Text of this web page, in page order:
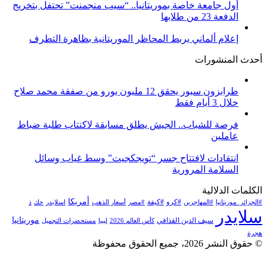
أول جامعة خاصة بموريتانيا.. “سيب منجمنت” تحتفل بتخريج
الدفعة 23 من طلابها
إعلام ألماني يربط المحاظر الموريتانية بظاهرة التطرف
أحدث المنشورات
طرابزون سبور يحقق 12 مليون يورو من صفقة محمد صلاح
خلال 3 أيام فقط
فرصة للشباب.. الجيش يطلق مسابقة لاكتتاب طلبة ضباط
عاملين
انتقادات لافتتاح جسر “تويجكجيت” وسط غياب وسائل
السلامة المرورية
الكلمات الدلالية
#الجزائر_موريتانيا #المهاجرين #كرو #كيفة #مصر أسعار الذهب أمريكا اسلايدر حك ذ
سلايدر سيف الدين القذافي كأس العالم 2026 ليبيا مستحضرات التجميل موريتانيا
هجرة
© حقوق النشر 2026، جميع الحقوق محفوظة